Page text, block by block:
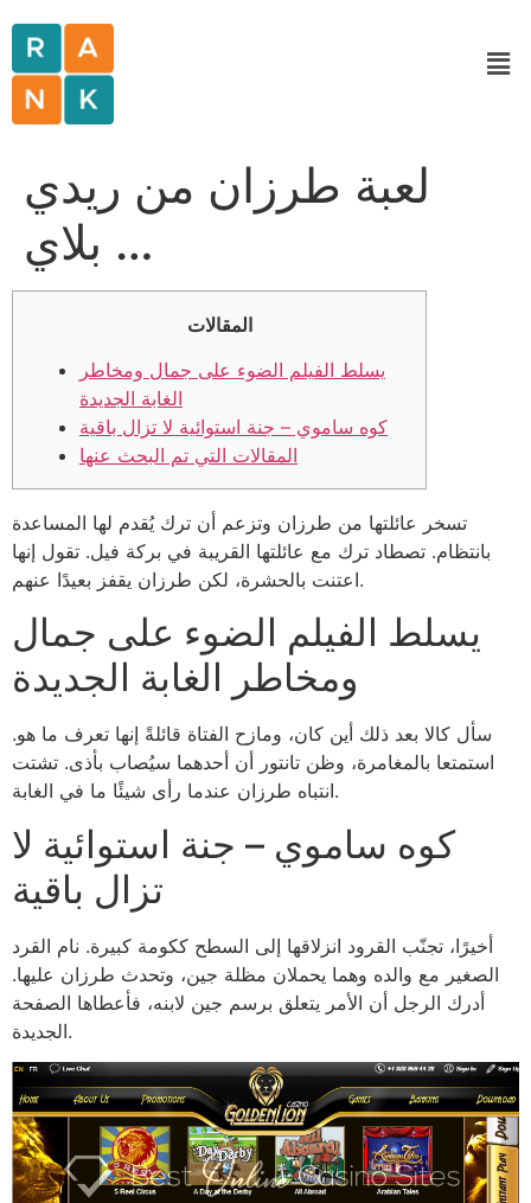
لعبة طرزان من ريدي
بلاي …
المقالات
يسلط الفيلم الضوء على جمال ومخاطر
الغابة الجديدة
كوه ساموي – جنة استوائية لا تزال باقية
المقالات التي تم البحث عنها
تسخر عائلتها من طرزان وتزعم أن ترك يُقدم لها المساعدة
بانتظام. تصطاد ترك مع عائلتها القريبة في بركة فيل. تقول إنها
اعتنت بالحشرة، لكن طرزان يقفز بعيدًا عنهم.
يسلط الفيلم الضوء على جمال
ومخاطر الغابة الجديدة
سأل كالا بعد ذلك أين كان، ومازح الفتاة قائلةً إنها تعرف ما هو.
استمتعا بالمغامرة، وظن تانتور أن أحدهما سيُصاب بأذى. تشتت
انتباه طرزان عندما رأى شيئًا ما في الغابة.
كوه ساموي – جنة استوائية لا
تزال باقية
أخيرًا، تجنّب القرود انزلاقها إلى السطح ككومة كبيرة. نام القرد
الصغير مع والده وهما يحملان مظلة جين، وتحدث طرزان عليها.
أدرك الرجل أن الأمر يتعلق برسم جين لابنه، فأعطاها الصفحة
الجديدة.